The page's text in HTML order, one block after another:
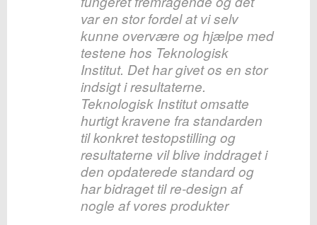
var en stor fordel at vi selv
kunne overvære og hjælpe med
testene hos Teknologisk
Institut. Det har givet os en stor
indsigt i resultaterne.
Teknologisk Institut omsatte
hurtigt kravene fra standarden
til konkret testopstilling og
resultaterne vil blive inddraget i
den opdaterede standard og
har bidraget til re-design af
nogle af vores produkter